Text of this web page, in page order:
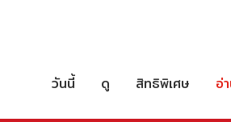
วันนี้ ดู สิทธิพิเศษ อ่